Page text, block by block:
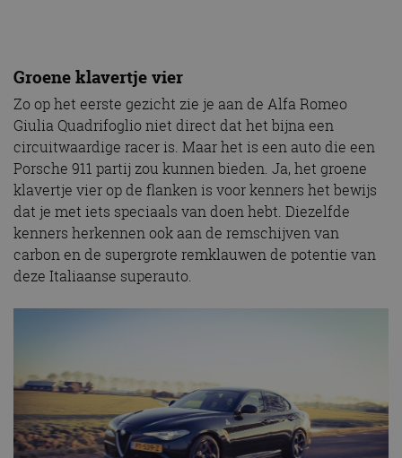
Groene klavertje vier
Zo op het eerste gezicht zie je aan de Alfa Romeo
Giulia Quadrifoglio niet direct dat het bijna een
circuitwaardige racer is. Maar het is een auto die een
Porsche 911 partij zou kunnen bieden. Ja, het groene
klavertje vier op de flanken is voor kenners het bewijs
dat je met iets speciaals van doen hebt. Diezelfde
kenners herkennen ook aan de remschijven van
carbon en de supergrote remklauwen de potentie van
deze Italiaanse superauto.